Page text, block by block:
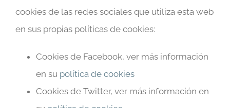
cookies de las redes sociales que utiliza esta web
en sus propias políticas de cookies:
Cookies de Facebook, ver más información
en su política de cookies
Cookies de Twitter, ver más información en